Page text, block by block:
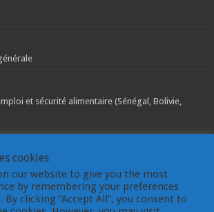
et sécurité alimentaire (Sénégal, Bolivie,
cookies
our website to give you the most
by remembering your preferences
clicking “Accept All”, you consent to